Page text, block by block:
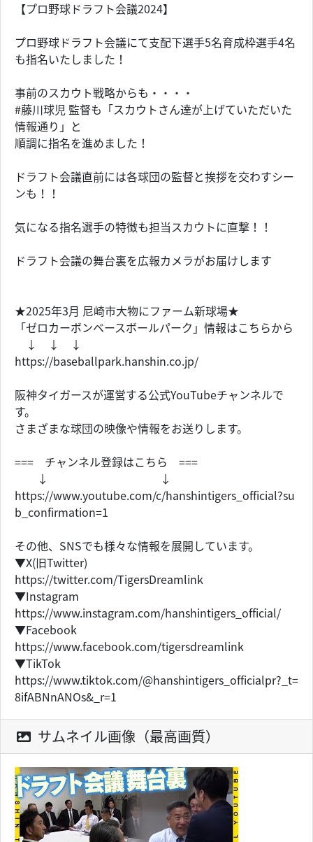
【プロ野球ドラフト会議2024】
プロ野球ドラフト会議にて支配下選手5名育成枠選手4名
も指名いたしました！
事前のスカウト戦略からも・・・・
#藤川球児 監督も「スカウトさん達が上げていただいた
情報通り」と
順調に指名を進めました！
ドラフト会議直前には各球団の監督と挨拶を交わすシー
ンも！！
気になる指名選手の特徴も担当スカウトに直撃！！
ドラフト会議の舞台裏を広報カメラがお届けします
★2025年3月 尼崎市大物にファーム新球場★
「ゼロカーボンベースボールパーク」情報はこちらから
↓ ↓ ↓
https://baseballpark.hanshin.co.jp/
阪神タイガースが運営する公式YouTubeチャンネルで
す。
さまざまな球団の映像や情報をお送りします。
=== チャンネル登録はこちら ===
↓ ↓
https://www.youtube.com/c/hanshintigers_official?su
b_confirmation=1
その他、SNSでも様々な情報を展開しています。
▼X(旧Twitter)
https://twitter.com/TigersDreamlink
▼Instagram
https://www.instagram.com/hanshintigers_official/
▼Facebook
https://www.facebook.com/tigersdreamlink
▼TikTok
https://www.tiktok.com/@hanshintigers_officialpr?_t=
8ifABNnANOs&_r=1
サムネイル画像（最高画質）